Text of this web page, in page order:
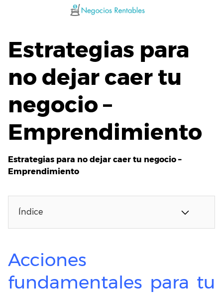
Estrategias para
no dejar caer tu
negocio –
Emprendimiento
Estrategias para no dejar caer tu negocio –
Emprendimiento
Índice
Acciones
fundamentales para tu